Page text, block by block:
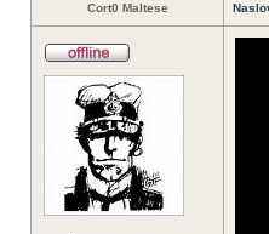
Cort0 Maltese